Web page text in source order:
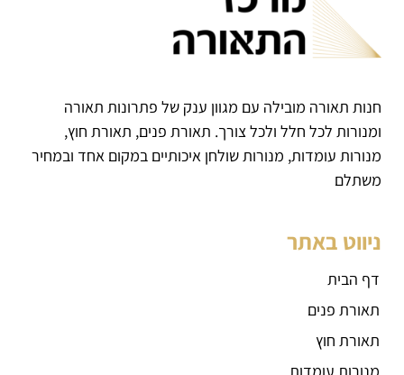
חנות תאורה מובילה עם מגוון ענק של פתרונות תאורה
ומנורות לכל חלל ולכל צורך. תאורת פנים, תאורת חוץ,
מנורות עומדות, מנורות שולחן איכותיים במקום אחד ובמחיר
משתלם
ניווט באתר
דף הבית
תאורת פנים
תאורת חוץ